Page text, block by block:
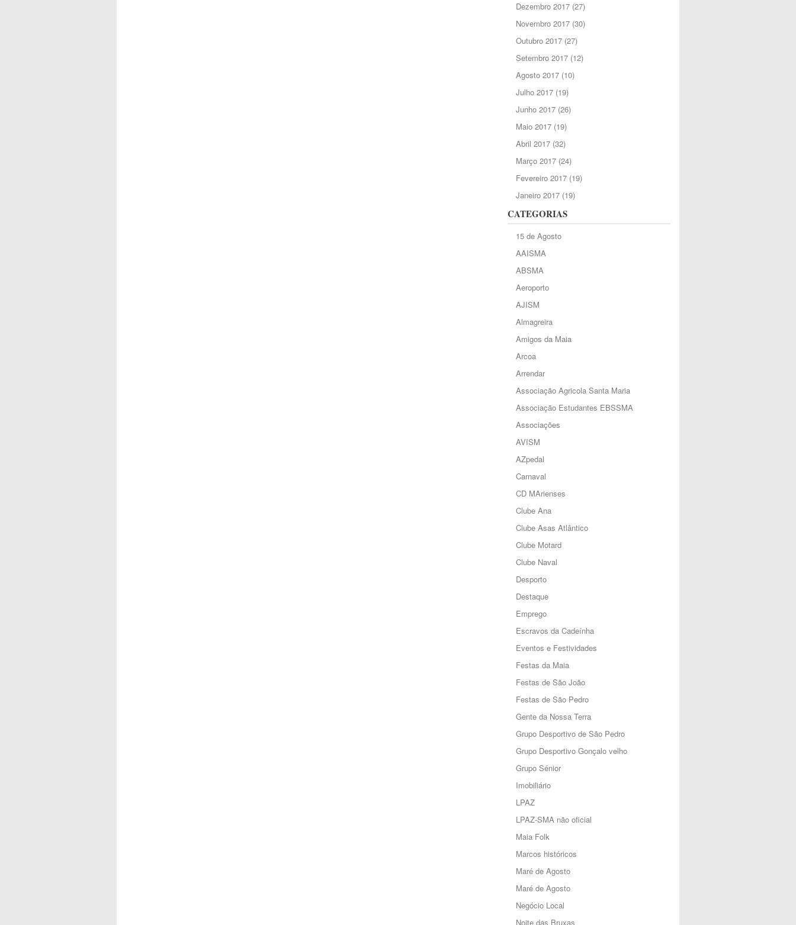
Dezembro 2017(27)
Novembro 2017(30)
Outubro 2017(27)
Setembro 2017(12)
Agosto 2017(10)
Julho 2017(19)
Junho 2017(26)
Maio 2017(19)
Abril 2017(32)
Março 2017(24)
Fevereiro 2017(19)
Janeiro 2017(19)
CATEGORIAS
15 de Agosto
AAISMA
ABSMA
Aeroporto
AJISM
Almagreira
Amigos da Maia
Arcoa
Arrendar
Associação Agricola Santa Maria
Associação Estudantes EBSSMA
Associações
AVISM
AZpedal
Carnaval
CD MArienses
Clube Ana
Clube Asas Atlântico
Clube Motard
Clube Naval
Desporto
Destaque
Emprego
Escravos da Cadeínha
Eventos e Festividades
Festas da Maia
Festas de São João
Festas de São Pedro
Gente da Nossa Terra
Grupo Desportivo de São Pedro
Grupo Desportivo Gonçalo velho
Grupo Sénior
Imobiliário
LPAZ
LPAZ-SMA não oficial
Maia Folk
Marcos históricos
Maré de Agosto
Maré de Agosto
Negócio Local
Noite das Bruxas